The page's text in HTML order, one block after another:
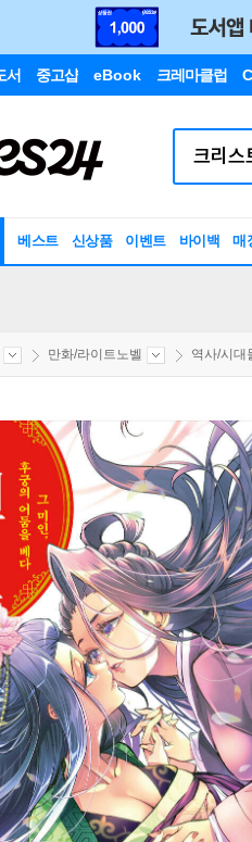
서 중고샵 eBook 크레마클럽
베스트 신상품 이벤트 바이백 매
만화/라이트노벨 역사/시대